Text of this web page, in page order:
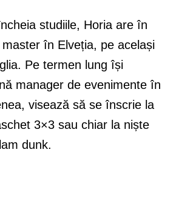
studiile, Horia are în
în Elveția, pe același
Pe termen lung își
manager de evenimente în
visează să se înscrie la
3×3 sau chiar la niște
dunk.